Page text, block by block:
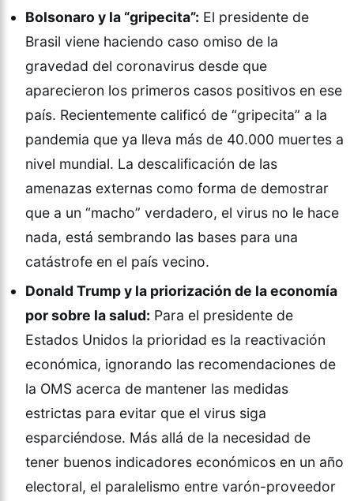
Bolsonaro y la “gripecita”: El presidente de
Brasil viene haciendo caso omiso de la
gravedad del coronavirus desde que
aparecieron los primeros casos positivos en ese
país. Recientemente calificó de “gripecita” a la
pandemia que ya lleva más de 40.000 muertes a
nivel mundial. La descalificación de las
amenazas externas como forma de demostrar
que a un “macho” verdadero, el virus no le hace
nada, está sembrando las bases para una
catástrofe en el país vecino.
Donald Trump y la priorización de la economía
por sobre la salud: Para el presidente de
Estados Unidos la prioridad es la reactivación
económica, ignorando las recomendaciones de
la OMS acerca de mantener las medidas
estrictas para evitar que el virus siga
esparciéndose. Más allá de la necesidad de
tener buenos indicadores económicos en un año
electoral, el paralelismo entre varón-proveedor